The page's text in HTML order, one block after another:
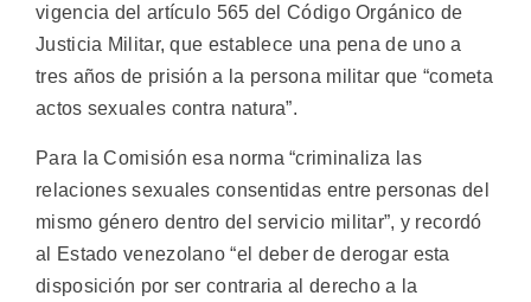
vigencia del artículo 565 del Código Orgánico de
Justicia Militar, que establece una pena de uno a
tres años de prisión a la persona militar que “cometa
actos sexuales contra natura”.
Para la Comisión esa norma “criminaliza las
relaciones sexuales consentidas entre personas del
mismo género dentro del servicio militar”, y recordó
al Estado venezolano “el deber de derogar esta
disposición por ser contraria al derecho a la